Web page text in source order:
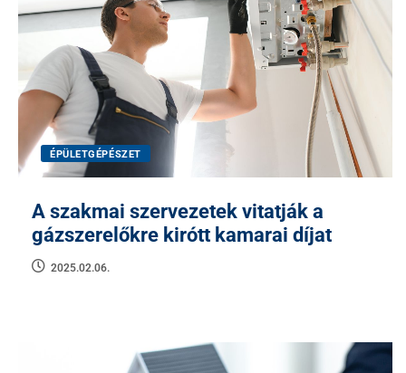
ÉPÜLETGÉPÉSZET
A szakmai szervezetek vitatják a
gázszerelőkre kirótt kamarai díjat
2025.02.06.